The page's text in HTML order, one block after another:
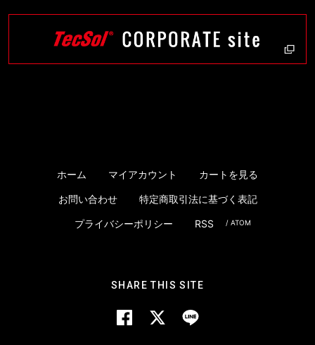
ホーム マイアカウント カートを見る
お問い合わせ 特定商取引法に基づく表記
プライバシーポリシー RSS / ATOM
SHARE THIS SITE